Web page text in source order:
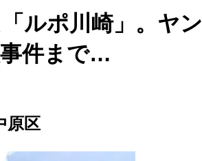
ルポ川崎」。ヤン
件まで…
原区